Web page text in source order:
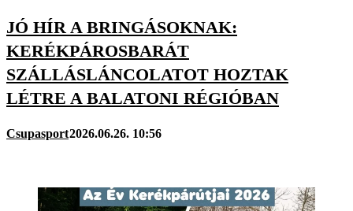
JÓ HÍR A BRINGÁSOKNAK:
KERÉKPÁROSBARÁT
SZÁLLÁSLÁNCOLATOT HOZTAK
LÉTRE A BALATONI RÉGIÓBAN
Csupasport2026.06.26. 10:56